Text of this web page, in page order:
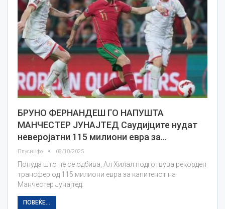
БРУНО ФЕРНАНДЕШ ГО НАПУШТА
МАНЧЕСТЕР ЈУНАЈТЕД Саудијците нудат
неверојатни 115 милиони евра за…
Плусинфо 08/10/2025
Понуда што не се одбива, Ал Хилал подготвува рекорден
трансфер од 115 милиони евра за капитенот на
Манчестер Јунајтед.
ПОВЕЌЕ...